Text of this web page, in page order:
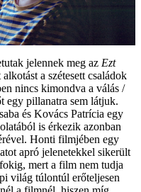
jelennek meg az Ezt
a szétesett családok
nincs kimondva a válás /
egy pillanatra sem látjuk.
és Kovács Patrícia egy
is érkezik azonban
Honti filmjében egy
apró jelenetekkel sikerült
mert a film nem tudja
világ túlontúl erőteljesen